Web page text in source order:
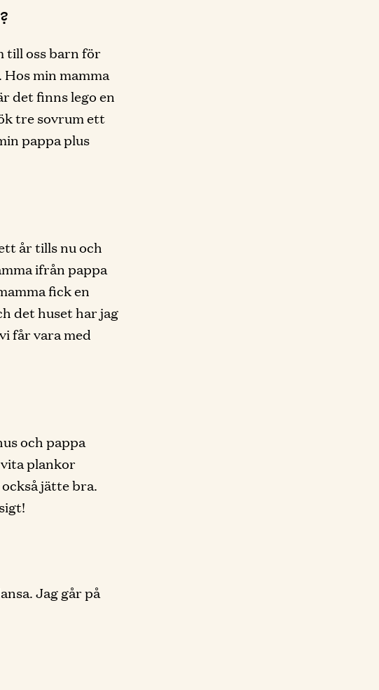
till oss barn för
min mamma
det finns lego en
tre sovrum ett
pappa plus
år tills nu och
ifrån pappa
fick en
det huset har jag
får vara med
och pappa
plankor
jätte bra.
Jag går på